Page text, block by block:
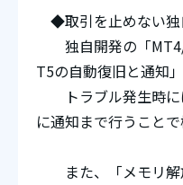
◆取引を止めない独
独自開発の「MT4/
T5の自動復旧と通知
トラブル発生時に
に通知まで行うことで
また、「メモリ解